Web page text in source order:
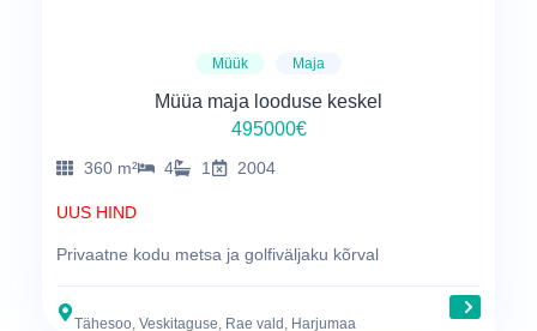
Müük Maja
Müüa maja looduse keskel
495000€
360 m² 4 1 2004
UUS HIND
Privaatne kodu metsa ja golfiväljaku kõrval
Tähesoo, Veskitaguse, Rae vald, Harjumaa